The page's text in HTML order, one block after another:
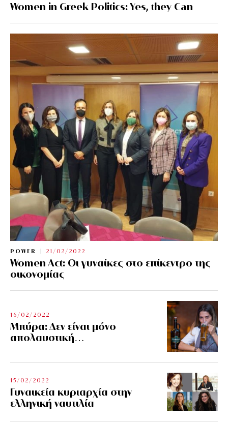
Women in Greek Politics: Yes, they Can
POWER 21/02/2022
Women Act: Οι γυναίκες στο επίκεντρο της
οικονομίας
16/02/2022
Μπύρα: Δεν είναι μόνο
απολαυστική…
15/02/2022
Γυναικεία κυριαρχία στην
ελληνική ναυτιλία